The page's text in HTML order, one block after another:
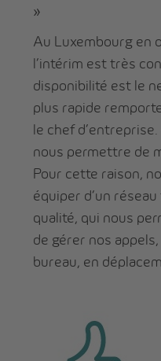
»
Au Luxembourg en
l’intérim est très
disponibilité est le
plus rapide
le chef
nous permettre de
Pour cette raison,
équiper d‘un
qualité, qui nous
de gérer nos
bureau, en